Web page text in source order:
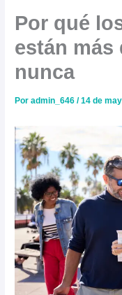
Por qué
están más
nunca
Poradmin_646/14 de